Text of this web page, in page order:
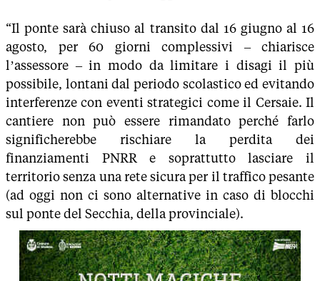
“Il ponte sarà chiuso al transito dal 16 giugno al 16
agosto, per 60 giorni complessivi – chiarisce
l’assessore – in modo da limitare i disagi il più
possibile, lontani dal periodo scolastico ed evitando
interferenze con eventi strategici come il Cersaie. Il
cantiere non può essere rimandato perché farlo
significherebbe rischiare la perdita dei
finanziamenti PNRR e soprattutto lasciare il
territorio senza una rete sicura per il traffico pesante
(ad oggi non ci sono alternative in caso di blocchi
sul ponte del Secchia, della provinciale).